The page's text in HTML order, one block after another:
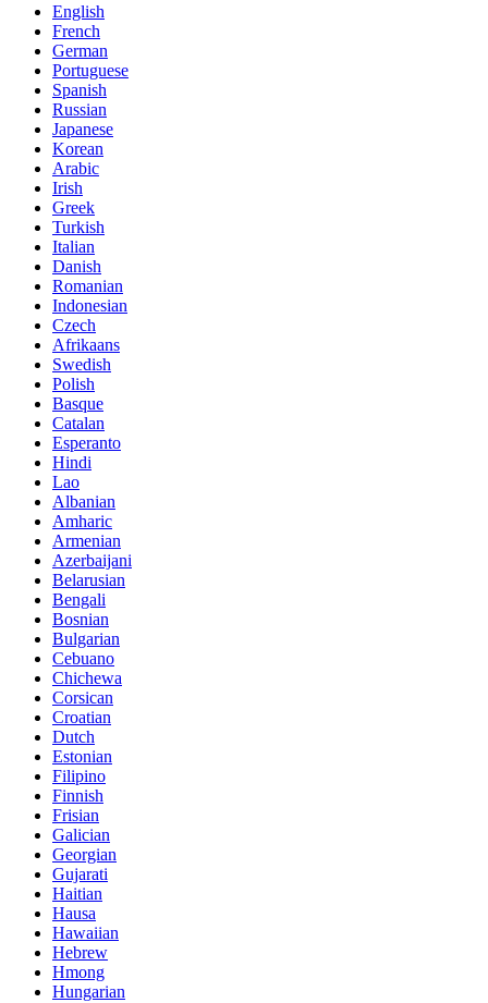
English
French
German
Portuguese
Spanish
Russian
Japanese
Korean
Arabic
Irish
Greek
Turkish
Italian
Danish
Romanian
Indonesian
Czech
Afrikaans
Swedish
Polish
Basque
Catalan
Esperanto
Hindi
Lao
Albanian
Amharic
Armenian
Azerbaijani
Belarusian
Bengali
Bosnian
Bulgarian
Cebuano
Chichewa
Corsican
Croatian
Dutch
Estonian
Filipino
Finnish
Frisian
Galician
Georgian
Gujarati
Haitian
Hausa
Hawaiian
Hebrew
Hmong
Hungarian